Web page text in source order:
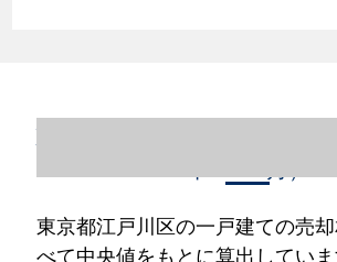
東京都江戸川区の一戸建て売
東京都江戸川区の一戸建ての売
べて中央値をもとに算出していま